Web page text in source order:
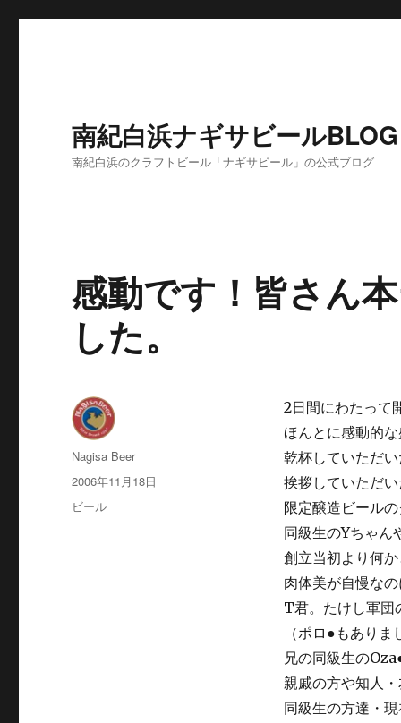
南紀白浜ナギサビールBLOG
南紀白浜のクラフトビール「ナギサビール」の公式ブログ
感動です！皆さん
した。
2日間にわたって
ほんとに感動的
乾杯していただ
挨拶していただ
限定醸造ビール
同級生のYちゃん
創立当初より何
肉体美が自慢な
T君。たけし軍団
（ポロ●もあり
兄の同級生の
親戚の方や知人
同級生の方達・
投
稿
Nagisa Beer
投
稿
日:
2006年11月18日
カ
ビール